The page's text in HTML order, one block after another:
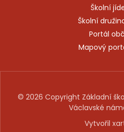
Školní
Školní
Portál
Mapový
© 2026 Copyright Základní
Václavské
Vytvořil